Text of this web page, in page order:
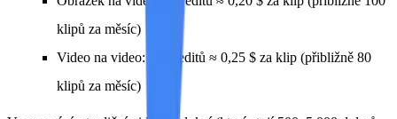
klipů za měsíc)
Video na video: 10 kreditů ≈ 0,25 $ za klip (přibližně 80
klipů za měsíc)